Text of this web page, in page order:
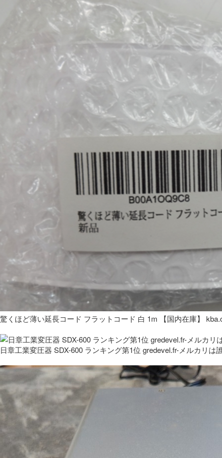
驚くほど薄い延長コード フラットコード 白 1m 【国内在庫】
日章工業変圧器 SDX-600 ランキング第1位 gredevel.fr-メルカリは